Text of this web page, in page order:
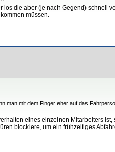
los die aber (je nach Gegend) schnell
müssen.
man mit dem Finger eher auf das
eines einzelnen Mitarbeiters
blockiere, um ein frühzeitiges